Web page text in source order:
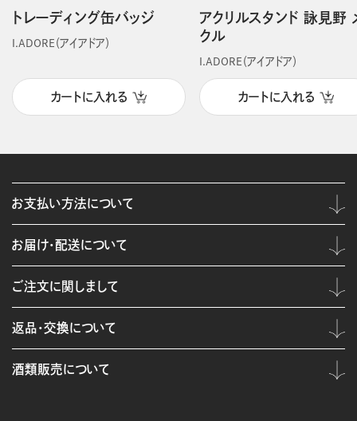
トレーディング缶バッジ
I.ADORE（アイアドア）
カートに入れる
アクリルスタンド 詠見野
クル
I.ADORE（アイアドア）
カートに入れる
お支払い方法について
お届け・配送について
ご注文に関しまして
返品・交換について
酒類販売について